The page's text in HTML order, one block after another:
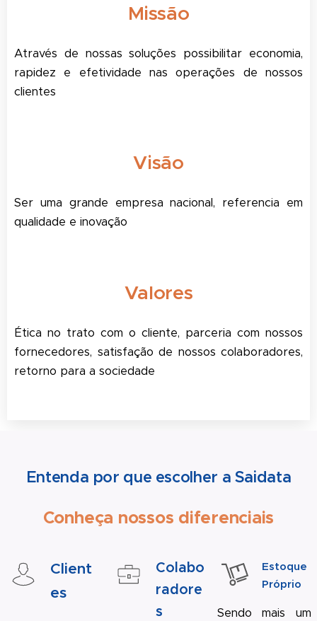
Missão
Através de nossas soluções possibilitar economia,
rapidez e efetividade nas operações de nossos
clientes
Visão
Ser uma grande empresa nacional, referencia em
qualidade e inovação
Valores
Ética no trato com o cliente, parceria com nossos
fornecedores, satisfação de nossos colaboradores,
retorno para a sociedade
Entenda por que escolher a Saidata
Conheça nossos diferenciais
Client
es
Colabo
radore
s
Estoque
Próprio
Sendo mais um